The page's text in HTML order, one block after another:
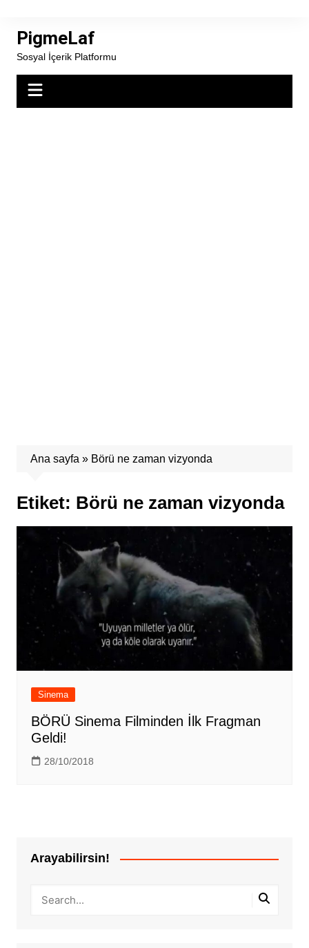
contentPigmeLaf
Sosyal İçerik Platformu
Ana sayfa » Börü ne zaman vizyonda
Etiket: Börü ne zaman vizyonda
Sinema
BÖRÜ Sinema Filminden İlk Fragman
Geldi!
28/10/2018
Arayabilirsin!